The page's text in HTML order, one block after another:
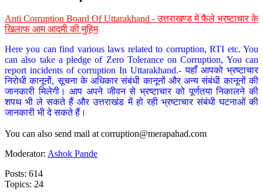
Anti Corruption Board Of Uttarakhand - उत्तराखण्ड में फैले भ्रष्टाचार के
खिलाफ आम आदमी की मुहिम
Here you can find various laws related to corruption, RTI etc. You
can also take a pledge of Zero Tolerance on Corruption, You can
report incidents of corruption In Uttarakhand.- यहाँ आपको भ्रष्टाचार
निरोधी कानूनों, सूचना के अधिकार संबंधी कानूनों और अन्य संबंधी कानूनों की
जानकारी मिलेगी। आप अपने जीवन से भ्रष्टाचार को पूर्णतया निकालने की
शपथ भी ले सकते हैं और उत्तराखंड में हो रही भ्रष्टाचार संबंधी घटनाओं की
जानकारी भी दे सकते हैं।
You can also send mail at corruption@merapahad.com
Moderator: Ashok Pande
Posts: 614
Topics: 24